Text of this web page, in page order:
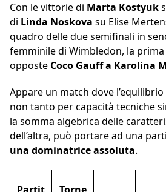
Con le vittorie di Marta Kostyuk
di Linda Noskova su Elise
quadro delle due semifinali in
femminile di Wimbledon, la
opposte Coco Gauff a Karolina
Appare un match dove
non tanto per capacità tecniche
la somma algebrica delle
dell’altra, può portare ad una
una dominatrice assoluta.